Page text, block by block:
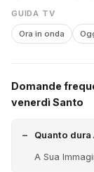
GUIDA TV
Ora in onda
Domande
venerdì Santo
Quanto dura
A Sua